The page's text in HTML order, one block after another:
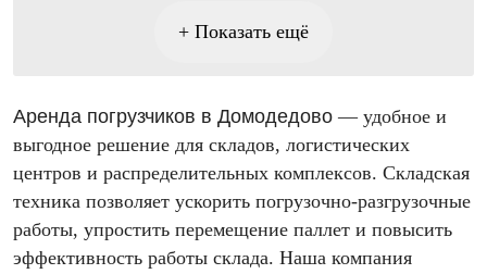
+ Показать ещё
Аренда погрузчиков в Домодедово — удобное и
выгодное решение для складов, логистических
центров и распределительных комплексов. Складская
техника позволяет ускорить погрузочно-разгрузочные
работы, упростить перемещение паллет и повысить
эффективность работы склада. Наша компания